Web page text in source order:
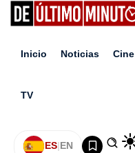
Inicio Noticias Cine
TV
ES|EN